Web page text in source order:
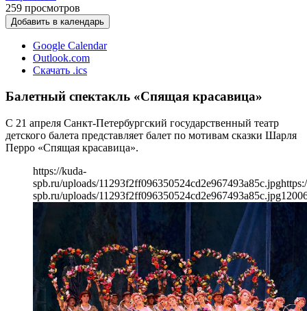
259 просмотров
Добавить в календарь
Google Calendar
Outlook.com
Скачать .ics
Балетный спектакль «Спящая красавица»
С 21 апреля Санкт-Петербургский государственный театр
детского балета представляет балет по мотивам сказки Шарля
Перро «Спящая красавица».
https://kuda-
spb.ru/uploads/11293f2ff096350524cd2e967493a85c.jpg
spb.ru/uploads/11293f2ff096350524cd2e967493a85c.jpg1200